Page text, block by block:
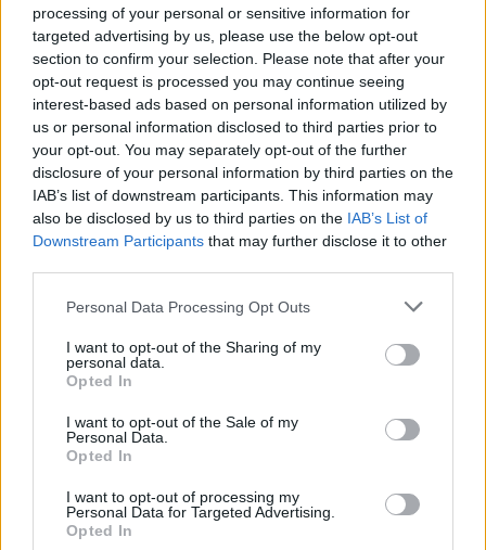
processing of your personal or sensitive information for
targeted advertising by us, please use the below opt-out
section to confirm your selection. Please note that after your
opt-out request is processed you may continue seeing
interest-based ads based on personal information utilized by
us or personal information disclosed to third parties prior to
your opt-out. You may separately opt-out of the further
disclosure of your personal information by third parties on the
IAB’s list of downstream participants. This information may
also be disclosed by us to third parties on the IAB’s List of
Downstream Participants that may further disclose it to other
Please note that this website/app uses one or more Google
not limited to your visit or usage behaviour. You may click to
grant or deny consent to Google and its third-party tags to
use your data for below specified purposes in below Google
consent section.
Personal Data Processing Opt Outs
I want to opt-out of the Sharing of my
personal data.
Opted In
I want to opt-out of the Sale of my
Personal Data.
Opted In
I want to opt-out of processing my
Personal Data for Targeted Advertising.
Opted In
Σχόλια
Σχολίασε εδώ
50 /50
Η απεγνωσμένη
προσπάθεια του barman να
σώσει τον 4χρονο που
πνίγηκε σε πισίνα στην
Πάρο - Πώς έγινε η
τραγωδία
Εκρηκτικό κοκτέιλ
με 40άρια και 8
Σε συναγερμό η χώρα
φωτιές, ενισχύονται
άνεμοι τις επόμενες